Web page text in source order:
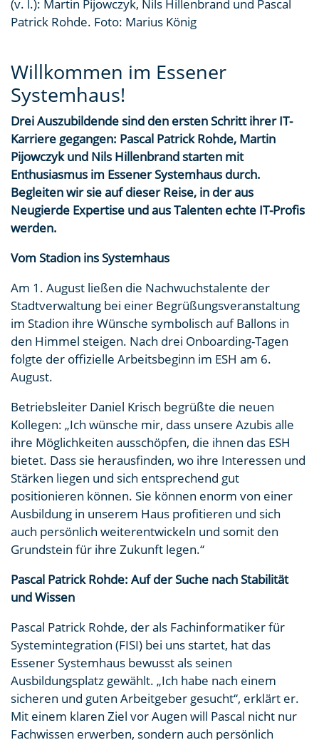
(v. l.): Martin Pijowczyk, Nils Hillenbrand und Pascal
Patrick Rohde. Foto: Marius König
Willkommen im Essener
Systemhaus!
Drei Auszubildende sind den ersten Schritt ihrer IT-
Karriere gegangen: Pascal Patrick Rohde, Martin
Pijowczyk und Nils Hillenbrand starten mit
Enthusiasmus im Essener Systemhaus durch.
Begleiten wir sie auf dieser Reise, in der aus
Neugierde Expertise und aus Talenten echte IT-Profis
werden.
Vom Stadion ins Systemhaus
Am 1. August ließen die Nachwuchstalente der
Stadtverwaltung bei einer Begrüßungsveranstaltung
im Stadion ihre Wünsche symbolisch auf Ballons in
den Himmel steigen. Nach drei Onboarding-Tagen
folgte der offizielle Arbeitsbeginn im ESH am 6.
August.
Betriebsleiter Daniel Krisch begrüßte die neuen
Kollegen: „Ich wünsche mir, dass unsere Azubis alle
ihre Möglichkeiten ausschöpfen, die ihnen das ESH
bietet. Dass sie herausfinden, wo ihre Interessen und
Stärken liegen und sich entsprechend gut
positionieren können. Sie können enorm von einer
Ausbildung in unserem Haus profitieren und sich
auch persönlich weiterentwickeln und somit den
Grundstein für ihre Zukunft legen.“
Pascal Patrick Rohde: Auf der Suche nach Stabilität
und Wissen
Pascal Patrick Rohde, der als Fachinformatiker für
Systemintegration (FISI) bei uns startet, hat das
Essener Systemhaus bewusst als seinen
Ausbildungsplatz gewählt. „Ich habe nach einem
sicheren und guten Arbeitgeber gesucht“, erklärt er.
Mit einem klaren Ziel vor Augen will Pascal nicht nur
Fachwissen erwerben, sondern auch persönlich